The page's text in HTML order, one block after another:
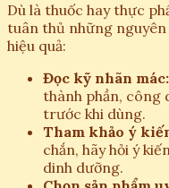
Dù là thuốc hay thực
tuân thủ những nguyên
hiệu quả:
Đọc kỹ nhãn mác:
thành phần, công
trước khi dùng.
Tham khảo ý
chắn, hãy hỏi ý
dinh dưỡng.